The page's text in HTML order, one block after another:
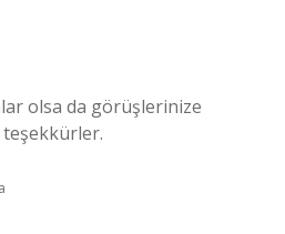
olsa da görüşlerinize
teşekkürler.